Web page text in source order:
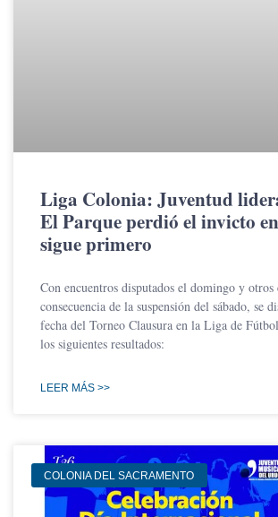
Liga Colonia: Juventud
El Parque perdió el invicto
sigue primero
Con encuentros disputados el domingo y otros
consecuencia de la suspensión del sábado, se
fecha del Torneo Clausura en la Liga de
los siguientes resultados:
LEER MÁS >>
COLONIA DEL SACRAMENTO